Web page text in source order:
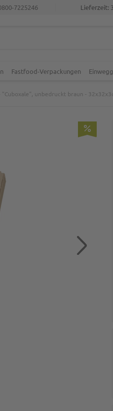
Lieferzeit:
7225246
Fastfood-Verpackungen
"Cuboxale", unbedruckt braun -